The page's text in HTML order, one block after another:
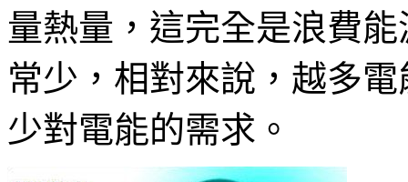
量熱量，這完全是浪費
常少，相對來說，越多
少對電能的需求。